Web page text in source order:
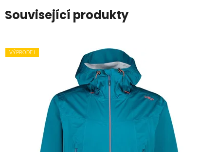
Související produkty
VÝPRODEJ